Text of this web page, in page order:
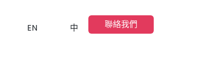
EN 中 聯絡我們